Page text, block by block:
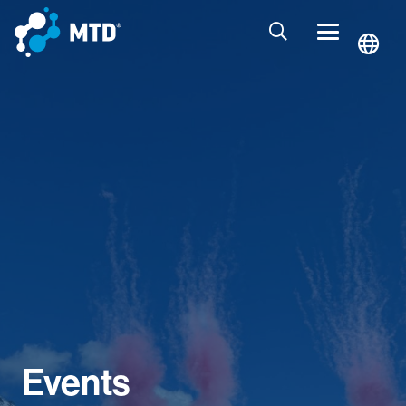
Events